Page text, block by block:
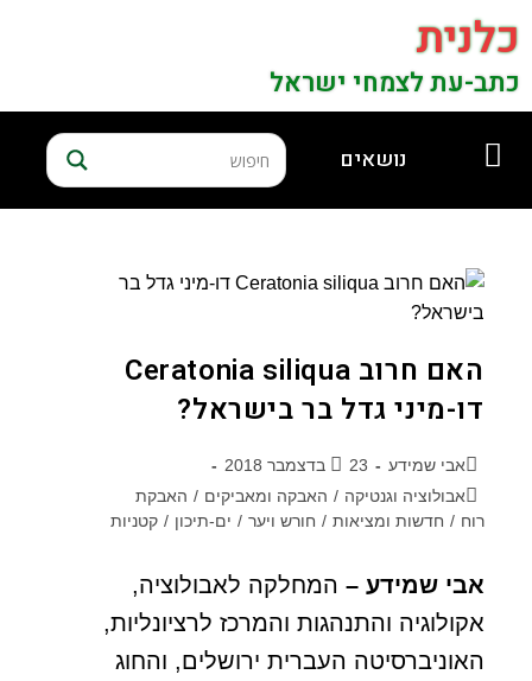
כלנית
כתב-עת לצמחי ישראל
נושאים
האם חרוב Ceratonia siliqua
דו-מיני גדל בר בישראל?
אבי שמידע
23 בדצמבר 2018
אבולוציה וגנטיקה / האבקה ומאביקים / האבקת
רוח / חדשות ומציאות / חורש ויער / ים-תיכון / קטניות
אבי שמידע – המחלקה לאבולוציה,
אקולוגיה והתנהגות והמרכז לרציונליות,
האוניברסיטה העברית ירושלים, והחוג